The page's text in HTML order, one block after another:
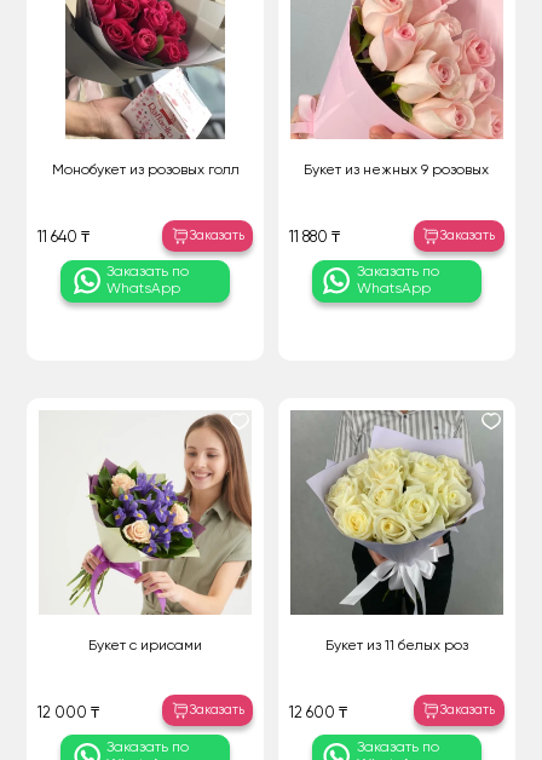
Монобукет из розовых голл
11 640 ₸ Заказать
Заказать по
WhatsApp
Букет из нежных 9 розовых
11 880 ₸ Заказать
Заказать по
WhatsApp
Букет с ирисами
12 000 ₸ Заказать
Заказать по
Букет из 11 белых роз
12 600 ₸ Заказать
Заказать по